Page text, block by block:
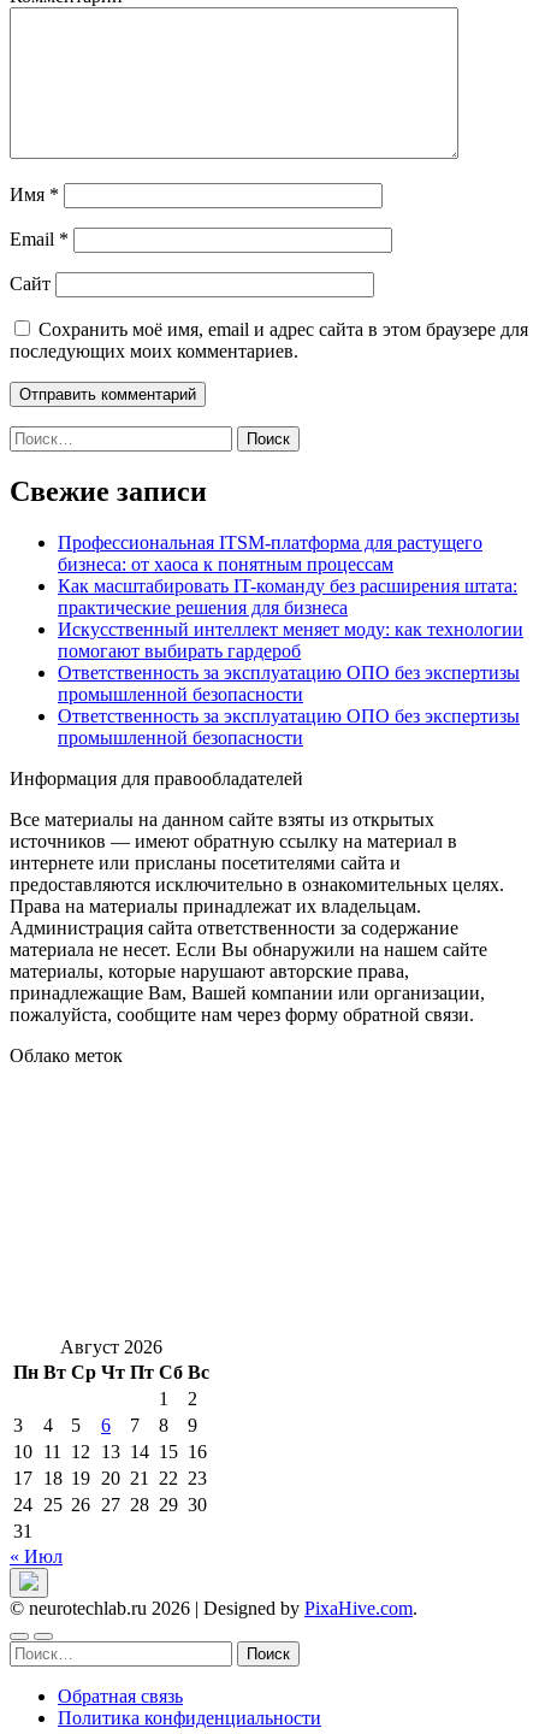
Имя *
Email *
Сайт
Сохранить моё имя, email и адрес сайта в этом браузере для
последующих моих комментариев.
Найти:
Свежие записи
Профессиональная ITSM-платформа для растущего
бизнеса: от хаоса к понятным процессам
Как масштабировать IT-команду без расширения штата:
практические решения для бизнеса
Искусственный интеллект меняет моду: как технологии
помогают выбирать гардероб
Ответственность за эксплуатацию ОПО без экспертизы
промышленной безопасности
Ответственность за эксплуатацию ОПО без экспертизы
промышленной безопасности
Информация для правообладателей
Все материалы на данном сайте взяты из открытых
источников — имеют обратную ссылку на материал в
интернете или присланы посетителями сайта и
предоставляются исключительно в ознакомительных целях.
Права на материалы принадлежат их владельцам.
Администрация сайта ответственности за содержание
материала не несет. Если Вы обнаружили на нашем сайте
материалы, которые нарушают авторские права,
принадлежащие Вам, Вашей компании или организации,
пожалуйста, сообщите нам через форму обратной связи.
Облако меток
Август 2026
Пн Вт Ср Чт Пт Сб Вс
1
2
3
4 5 6 7 8
9
10 11 12 13 14 15 16
17 18 19 20 21 22 23
24 25 26 27 28 29 30
31
« Июл
© neurotechlab.ru 2026 | Designed by PixaHive.com.
Найти:
Обратная связь
Политика конфиденциальности